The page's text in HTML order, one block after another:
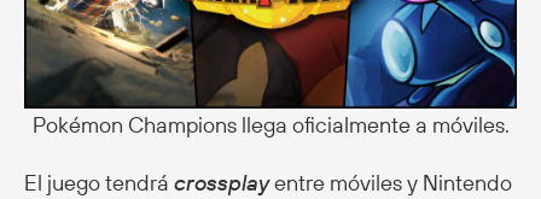
Pokémon Champions llega oficialmente a móviles.
El juego tendrá crossplayentre móviles y Nintendo